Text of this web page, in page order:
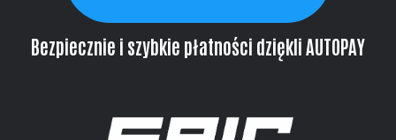
Bezpiecznie i szybkie płatności dziękli AUTOPAY